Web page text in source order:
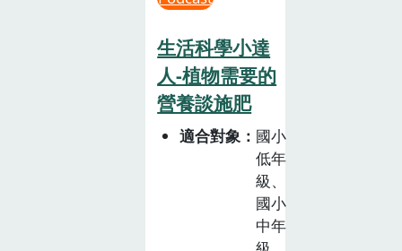
生活科學小達
人-植物需要的
營養談施肥
適合對象
國小
低年
級、
國小
中年